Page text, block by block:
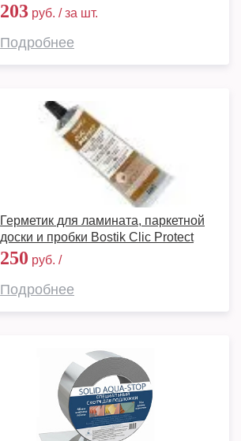
203 руб. / за шт.
Подробнее
Герметик для ламината, паркетной
доски и пробки Bostik Clic Protect
250 руб. /
Подробнее